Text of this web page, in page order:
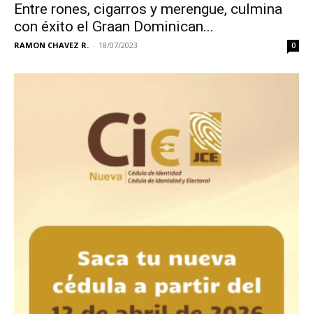
Entre rones, cigarros y merengue, culmina
con éxito el Graan Dominican...
RAMON CHAVEZ R. - 18/07/2023 0